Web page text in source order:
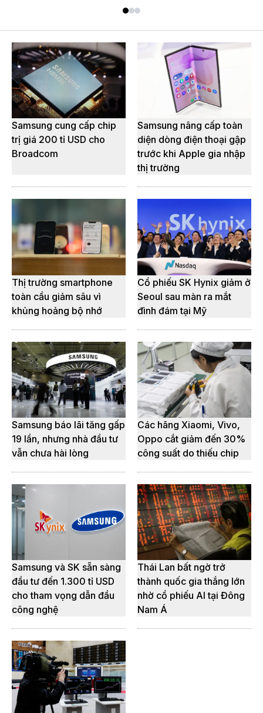
Samsung cung cấp chip
trị giá 200 tỉ USD cho
Broadcom
Samsung nâng cấp toàn
diện dòng điện thoại gập
trước khi Apple gia nhập
thị trường
Thị trường smartphone
toàn cầu giảm sâu vì
khủng hoảng bộ nhớ
Cổ phiếu SK Hynix giảm ở
Seoul sau màn ra mắt
đình đám tại Mỹ
Samsung báo lãi tăng gấp
19 lần, nhưng nhà đầu tư
vẫn chưa hài lòng
Các hãng Xiaomi, Vivo,
Oppo cắt giảm đến 30%
công suất do thiếu chip
Samsung và SK sẵn sàng
đầu tư đến 1.300 tỉ USD
cho tham vọng dẫn đầu
công nghệ
Thái Lan bất ngờ trở
thành quốc gia thắng lớn
nhờ cổ phiếu AI tại Đông
Nam Á